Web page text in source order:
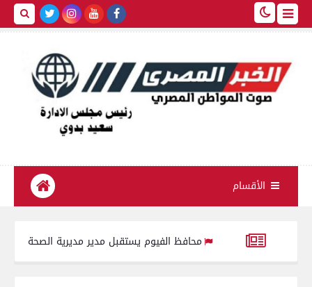
الأقسام
محافظ الفيوم يستقبل مدير مديرية الصحة الجديد ويؤكد: